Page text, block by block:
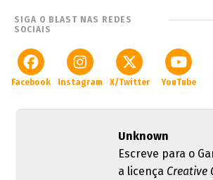
SIGA O BLAST NAS REDES
SOCIAIS
Facebook Instagram X/Twitter YouTube
Unknown
Escreve para o
a licença Creative